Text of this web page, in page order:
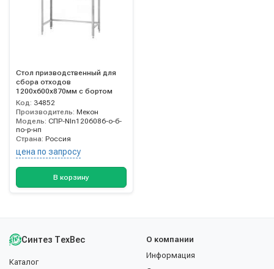
Стол призводственный для
сбора отходов
1200х600х870мм с бортом
Код: 34852
Производитель: Мекон
Модель: СПР-NIn1206086-о-б-
по-р-нп
Страна: Россия
цена по запросу
В корзину
Синтез ТехВес
Каталог
О компании
Информация